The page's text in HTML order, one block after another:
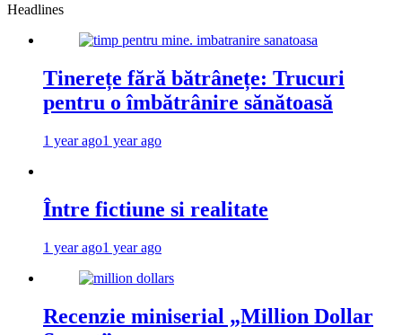
Headlines
Tinerețe fără bătrânețe: Trucuri
pentru o îmbătrânire sănătoasă
1 year ago1 year ago
Între fictiune si realitate
1 year ago1 year ago
Recenzie miniserial „Million Dollar